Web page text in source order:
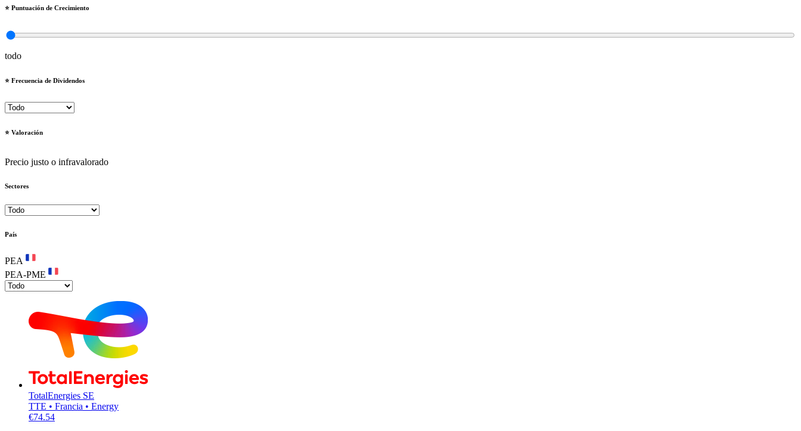
⭐️ Puntuación de Crecimiento
todo
⭐️ Frecuencia de Dividendos
⭐️ Valoración
Precio justo o infravalorado
Sectores
País
PEA
PEA-PME
TotalEnergies SE
TTE • Francia • Energy
€74.54